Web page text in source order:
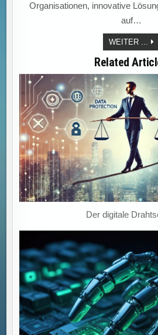
Organisationen, innovative
auf…
WEITER ...
Related
Der digitale